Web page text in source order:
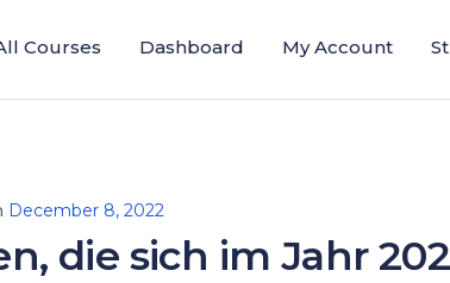
Courses Dashboard My Account
December 8, 2022
die sich im Jahr